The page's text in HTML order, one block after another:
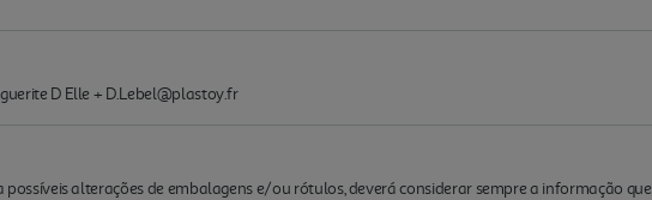
D Elle + D.Lebel@plastoy.fr
alterações de embalagens e/ou rótulos, deverá considerar sempre a informação que